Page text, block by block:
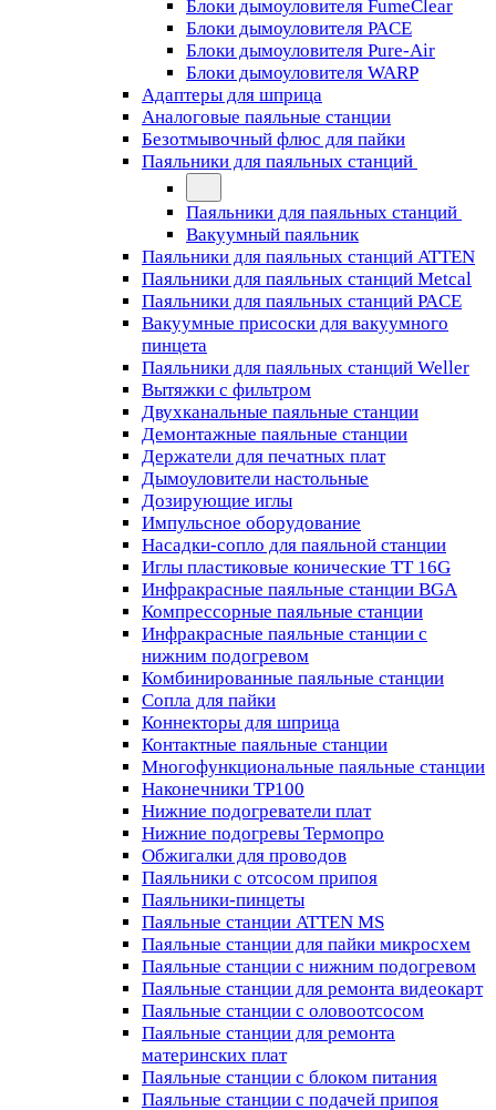
Блоки дымоуловителя FumeClear
Блоки дымоуловителя PACE
Блоки дымоуловителя Pure-Air
Блоки дымоуловителя WARP
Адаптеры для шприца
Аналоговые паяльные станции
Безотмывочный флюс для пайки
Паяльники для паяльных станций
Паяльники для паяльных станций
Вакуумный паяльник
Паяльники для паяльных станций ATTEN
Паяльники для паяльных станций Metcal
Паяльники для паяльных станций PACE
Вакуумные присоски для вакуумного
пинцета
Паяльники для паяльных станций Weller
Вытяжки с фильтром
Двухканальные паяльные станции
Демонтажные паяльные станции
Держатели для печатных плат
Дымоуловители настольные
Дозирующие иглы
Импульсное оборудование
Насадки-сопло для паяльной станции
Иглы пластиковые конические TT 16G
Инфракрасные паяльные станции BGA
Компрессорные паяльные станции
Инфракрасные паяльные станции с
нижним подогревом
Комбинированные паяльные станции
Сопла для пайки
Коннекторы для шприца
Контактные паяльные станции
Многофункциональные паяльные станции
Наконечники TP100
Нижние подогреватели плат
Нижние подогревы Термопро
Обжигалки для проводов
Паяльники с отсосом припоя
Паяльники-пинцеты
Паяльные станции ATTEN MS
Паяльные станции для пайки микросхем
Паяльные станции с нижним подогревом
Паяльные станции для ремонта видеокарт
Паяльные станции с оловоотсосом
Паяльные станции для ремонта
материнских плат
Паяльные станции с блоком питания
Паяльные станции с подачей припоя